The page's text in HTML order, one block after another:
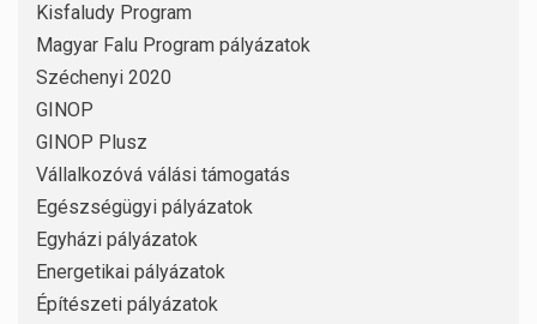
Kisfaludy Program
Magyar Falu Program pályázatok
Széchenyi 2020
GINOP
GINOP Plusz
Vállalkozóvá válási támogatás
Egészségügyi pályázatok
Egyházi pályázatok
Energetikai pályázatok
Építészeti pályázatok